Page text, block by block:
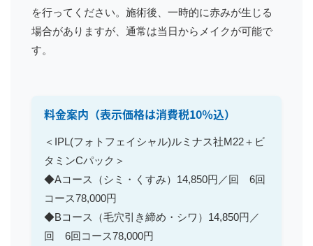
を行ってください。施術後、一時的に赤みが生じる
場合がありますが、通常は当日からメイクが可能で
す。
料金案内（表示価格は消費税10％込）
＜IPL(フォトフェイシャル)ルミナス社M22＋ビ
タミンCパック＞
◆Aコース（シミ・くすみ）14,850円／回 6回
コース78,000円
◆Bコース（毛穴引き締め・シワ）14,850円／
回 6回コース78,000円